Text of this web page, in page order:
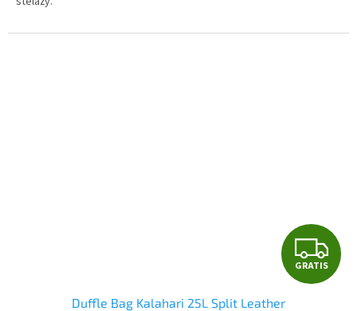
G
R
GRATIS
Duffle Bag Kalahari 25L Split Leather